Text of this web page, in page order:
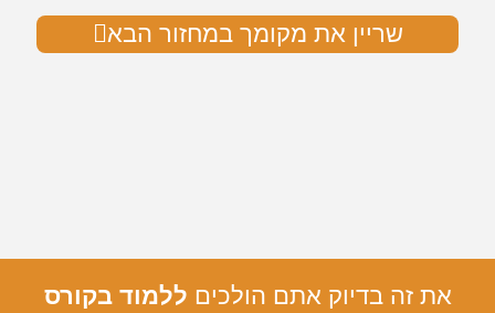
שריין את מקומך במחזור הבא
את זה בדיוק אתם הולכים ללמוד בקורס